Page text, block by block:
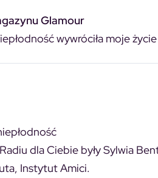
Glamour
wywróciła moje
dla Ciebie były Sylwia
Instytut Amici.